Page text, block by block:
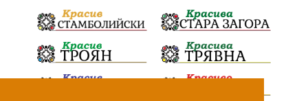
ПартияВеличие